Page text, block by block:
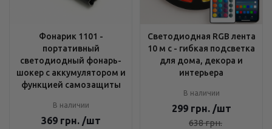
Фонарик 1101 -
портативный
светодиодный фонарь-
шокер с аккумулятором и
функцией самозащиты
В наличии
369 грн. /шт
Светодиодная RGB лента
10 м с - гибкая подсветка
для дома, декора и
интерьера
В наличии
299 грн. /шт
638грн.